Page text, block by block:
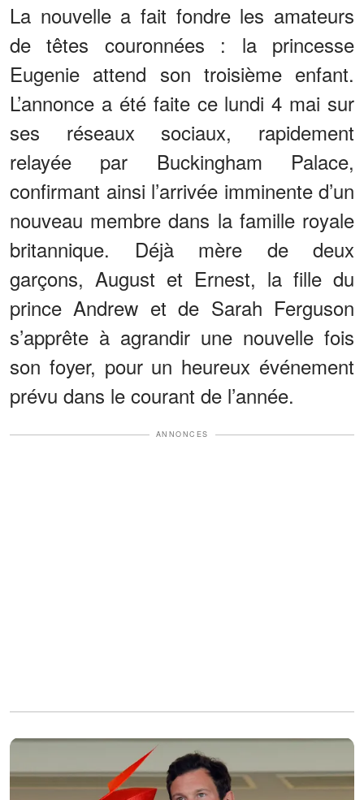
La nouvelle a fait fondre les amateurs
de têtes couronnées : la princesse
Eugenie attend son troisième enfant.
L’annonce a été faite ce lundi 4 mai sur
ses réseaux sociaux, rapidement
relayée par Buckingham Palace,
confirmant ainsi l’arrivée imminente d’un
nouveau membre dans la famille royale
britannique. Déjà mère de deux
garçons, August et Ernest, la fille du
prince Andrew et de Sarah Ferguson
s’apprête à agrandir une nouvelle fois
son foyer, pour un heureux événement
prévu dans le courant de l’année.
ANNONCES